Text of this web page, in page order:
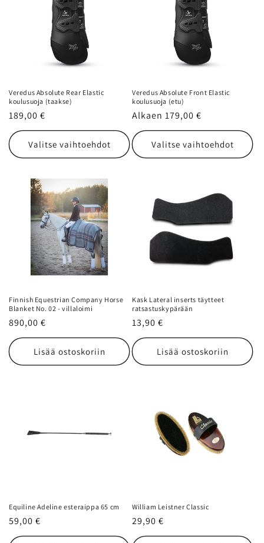
Veredus Absolute Rear Elastic
koulusuoja (taakse)
Normaalihinta
189,00 €
Valitse vaihtoehdot
Veredus Absolute Front Elastic
koulusuoja (etu)
Normaalihinta
Alkaen 179,00 €
Valitse vaihtoehdot
Finnish Equestrian Company Horse
Blanket No. 02 - villaloimi
Normaalihinta
890,00 €
Lisää ostoskoriin
Kask Lateral inserts täytteet
ratsastuskypärään
Normaalihinta
13,90 €
Lisää ostoskoriin
Equiline Adeline esteraippa 65 cm
Normaalihinta
59,00 €
William Leistner Classic
Normaalihinta
29,90 €